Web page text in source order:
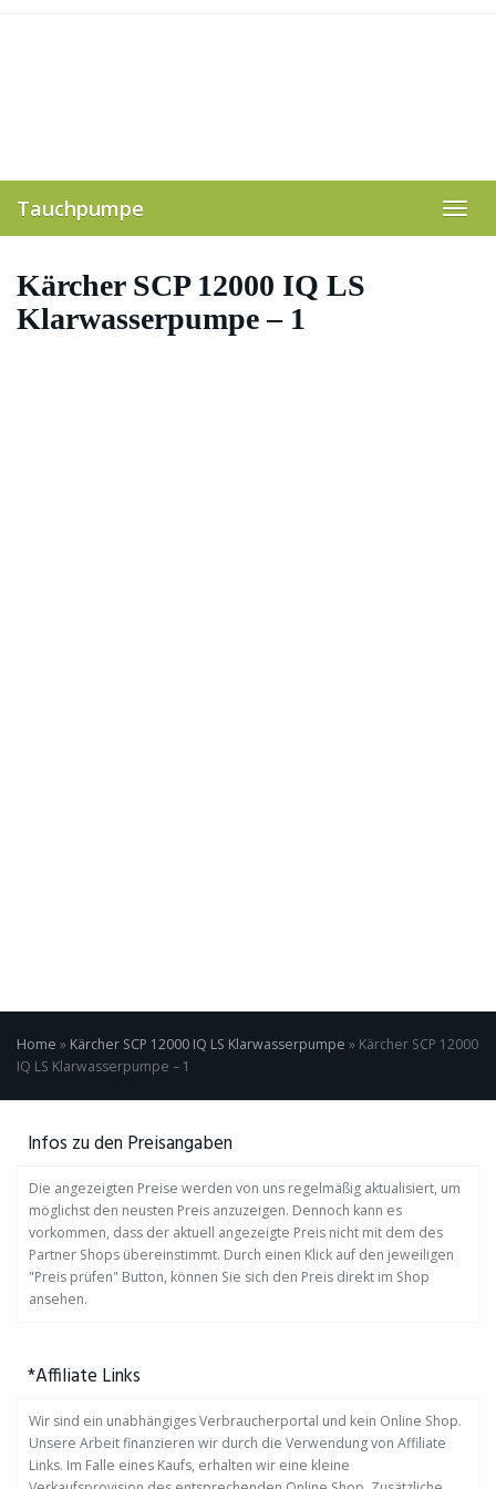
Tauchpumpe
Kärcher SCP 12000 IQ LS
Klarwasserpumpe – 1
Home » Kärcher SCP 12000 IQ LS Klarwasserpumpe » Kärcher SCP 12000
IQ LS Klarwasserpumpe – 1
Infos zu den Preisangaben
Die angezeigten Preise werden von uns regelmäßig aktualisiert, um
möglichst den neusten Preis anzuzeigen. Dennoch kann es
vorkommen, dass der aktuell angezeigte Preis nicht mit dem des
Partner Shops übereinstimmt. Durch einen Klick auf den jeweiligen
"Preis prüfen" Button, können Sie sich den Preis direkt im Shop
ansehen.
*Affiliate Links
Wir sind ein unabhängiges Verbraucherportal und kein Online Shop.
Unsere Arbeit finanzieren wir durch die Verwendung von Affiliate
Links. Im Falle eines Kaufs, erhalten wir eine kleine